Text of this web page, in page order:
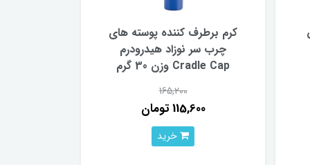
کرم برطرف کننده پوسته های
چرب سر نوزاد هیدرودرم
Cradle Cap وزن 30 گرم
165,200
115,600 تومان
خرید